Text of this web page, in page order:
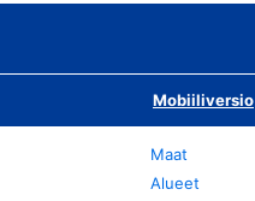
Mobiiliversio
Maat
Alueet